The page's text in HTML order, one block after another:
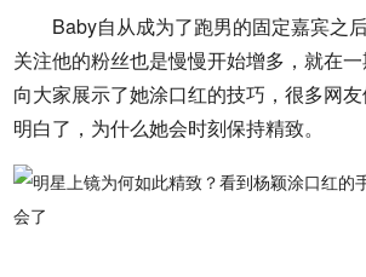
Baby自从成为了跑男的固定嘉宾之
关注他的粉丝也是慢慢开始增多，就在
向大家展示了她涂口红的技巧，很多网
明白了，为什么她会时刻保持精致。